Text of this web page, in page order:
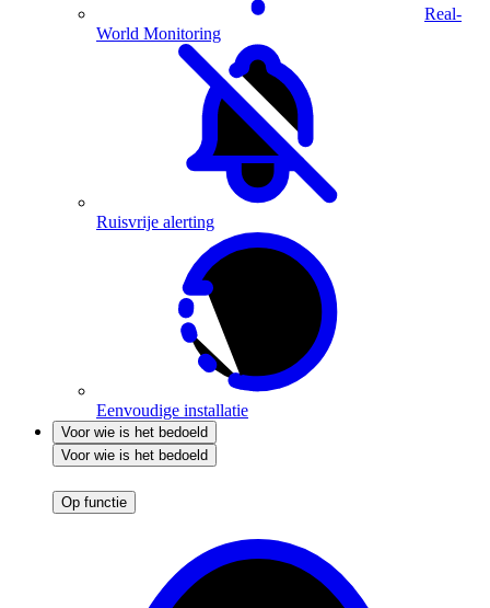
Real-
World Monitoring
Ruisvrije alerting
Eenvoudige installatie
Voor wie is het bedoeld
Voor wie is het bedoeld
Op functie